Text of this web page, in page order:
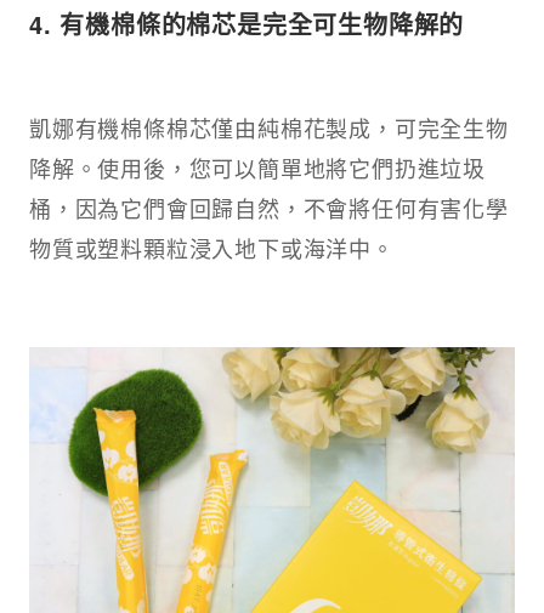
4. 有機棉條的棉芯是完全可生物降解的​
凱娜有機棉條棉芯僅由純棉花製成，可完全生物
降解。使用後，您可以簡單地將它們扔進垃圾
桶，因為它們會回歸自然，不會將任何有害化學
物質或塑料顆粒浸入地下或海洋中。​